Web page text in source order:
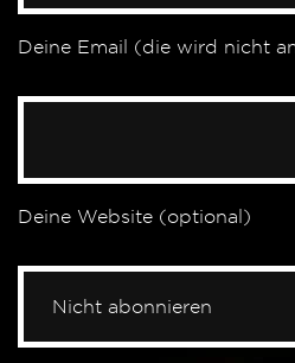
Deine Email (die wird nicht
Deine Website (optional)